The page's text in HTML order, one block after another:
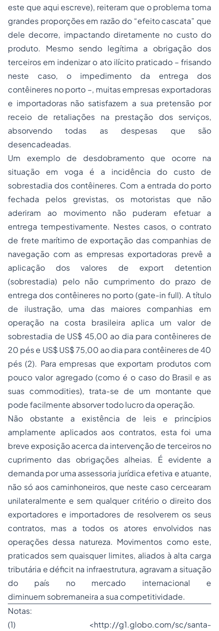
este que aqui escreve), reiteram que o problema toma
grandes proporções em razão do “efeito cascata” que
dele decorre, impactando diretamente no custo do
produto. Mesmo sendo legítima a obrigação dos
terceiros em indenizar o ato ilícito praticado – frisando
neste caso, o impedimento da entrega dos
contêineres no porto –, muitas empresas exportadoras
e importadoras não satisfazem a sua pretensão por
receio de retaliações na prestação dos serviços,
absorvendo todas as despesas que são
desencadeadas.
Um exemplo de desdobramento que ocorre na
situação em voga é a incidência do custo de
sobrestadia dos contêineres. Com a entrada do porto
fechada pelos grevistas, os motoristas que não
aderiram ao movimento não puderam efetuar a
entrega tempestivamente. Nestes casos, o contrato
de frete marítimo de exportação das companhias de
navegação com as empresas exportadoras prevê a
aplicação dos valores de export detention
(sobrestadia) pelo não cumprimento do prazo de
entrega dos contêineres no porto (gate-in full). A título
de ilustração, uma das maiores companhias em
operação na costa brasileira aplica um valor de
sobrestadia de US$ 45,00 ao dia para contêineres de
20 pés e US$ US$ 75,00 ao dia para contêineres de 40
pés (2). Para empresas que exportam produtos com
pouco valor agregado (como é o caso do Brasil e as
suas commodities), trata-se de um montante que
pode facilmente absorver todo lucro da operação.
Não obstante a existência de leis e princípios
amplamente aplicados aos contratos, esta foi uma
breve exposição acerca da intervenção de terceiros no
cuprimento das obrigações alheias. É evidente a
demanda por uma assessoria jurídica efetiva e atuante,
não só aos caminhoneiros, que neste caso cercearam
unilateralmente e sem qualquer critério o direito dos
exportadores e importadores de resolverem os seus
contratos, mas a todos os atores envolvidos nas
operações dessa natureza. Movimentos como este,
praticados sem quaisquer limites, aliados à alta carga
tributária e déficit na infraestrutura, agravam a situação
do país no mercado internacional e
diminuem sobremaneira a sua competitividade.
Notas:
(1) <http://g1.globo.com/sc/santa-